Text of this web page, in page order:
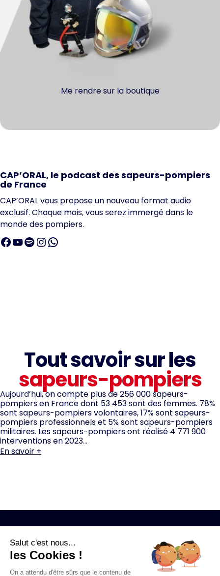
Me rendre sur la boutique
CAP’ORAL, le podcast des sapeurs-pompiers
de France
CAP’ORAL vous propose un nouveau format audio
exclusif. Chaque mois, vous serez immergé dans le
monde des pompiers.
Facebook YouTube Spotify InstagramWhatsApp
Tout savoir sur les
sapeurs-pompiers
Aujourd’hui, on compte plus de 256 000 sapeurs-
pompiers en France dont 53 453 sont des femmes. 78%
sont sapeurs-pompiers volontaires, 17% sont sapeurs-
pompiers professionnels et 5% sont sapeurs-pompiers
militaires. Les sapeurs-pompiers ont réalisé 4 771 900
interventions en 2023…
En savoir +
Nous connaitre
Nos missions
Devenir pompier
Salut c'est nous...
les Cookies !
On a attendu d'être sûrs que le contenu de